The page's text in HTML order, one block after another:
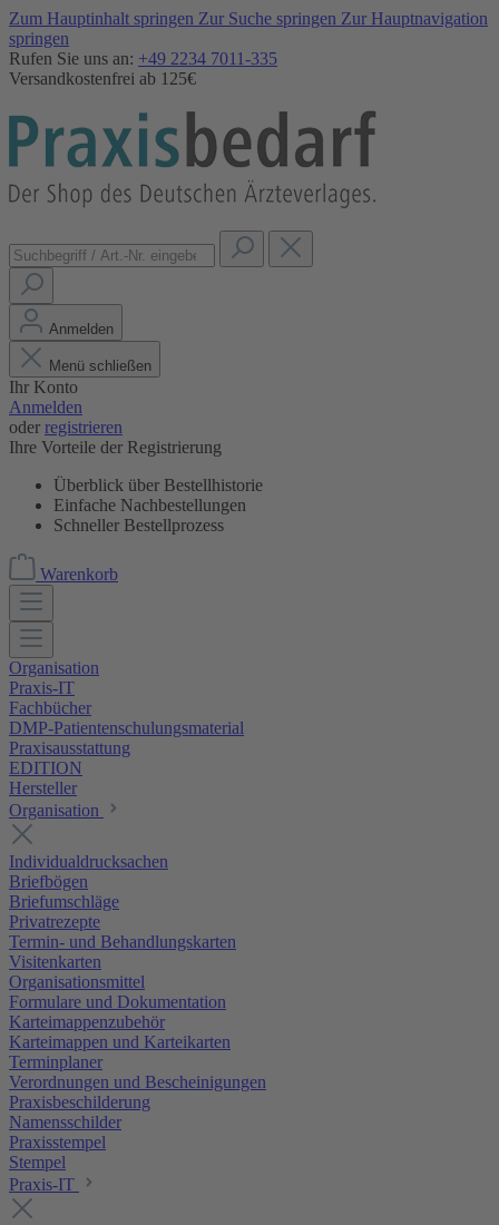
Zum Hauptinhalt springen Zur Suche springen Zur Hauptnavigation
springen
Rufen Sie uns an: +49 2234 7011-335
Versandkostenfrei ab 125€
Anmelden
Menü schließen
Ihr Konto
Anmelden
oder registrieren
Ihre Vorteile der Registrierung
Überblick über Bestellhistorie
Einfache Nachbestellungen
Schneller Bestellprozess
Warenkorb
Organisation
Praxis-IT
Fachbücher
DMP-Patientenschulungsmaterial
Praxisausstattung
EDITION
Hersteller
Organisation
Individualdrucksachen
Briefbögen
Briefumschläge
Privatrezepte
Termin- und Behandlungskarten
Visitenkarten
Organisationsmittel
Formulare und Dokumentation
Karteimappenzubehör
Karteimappen und Karteikarten
Terminplaner
Verordnungen und Bescheinigungen
Praxisbeschilderung
Namensschilder
Praxisstempel
Stempel
Praxis-IT